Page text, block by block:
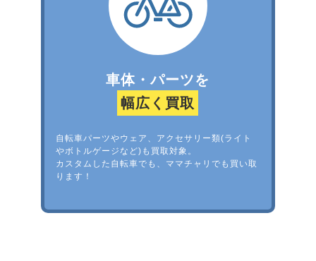
車体・パーツを
幅広く買取
自転車パーツやウェア、アクセサリー類(ライト
やボトルゲージなど)も買取対象。
カスタムした自転車でも、ママチャリでも買い取
ります！